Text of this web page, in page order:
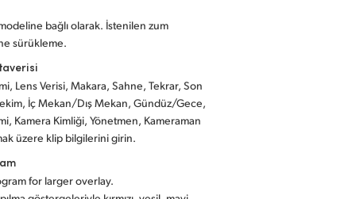
bağlı olarak. İstenilen zum
sürükleme.
Lens Verisi, Makara, Sahne, Tekrar, Son
İç Mekan/Dış Mekan, Gündüz/Gece,
Kamera Kimliği, Yönetmen, Kameraman
üzere klip bilgilerini girin.
for larger overlay.